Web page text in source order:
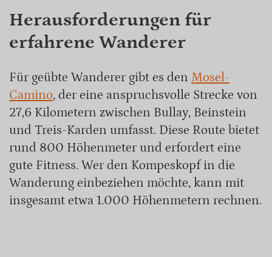
Herausforderungen für
erfahrene Wanderer
Für geübte Wanderer gibt es den Mosel-
Camino, der eine anspruchsvolle Strecke von
27,6 Kilometern zwischen Bullay, Beinstein
und Treis-Karden umfasst. Diese Route bietet
rund 800 Höhenmeter und erfordert eine
gute Fitness. Wer den Kompeskopf in die
Wanderung einbeziehen möchte, kann mit
insgesamt etwa 1.000 Höhenmetern rechnen.